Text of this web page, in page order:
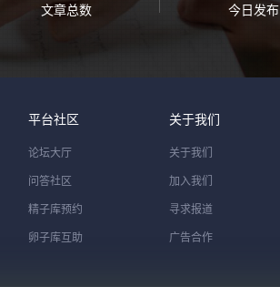
文章总数 今日发布
平台社区
论坛大厅
问答社区
精子库预约
卵子库互助
关于我们
关于我们
加入我们
寻求报道
广告合作